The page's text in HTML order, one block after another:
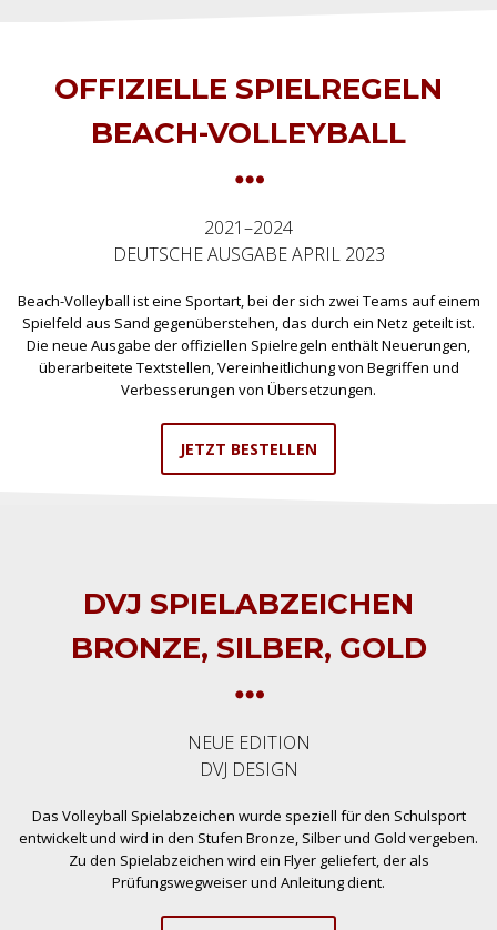
OFFIZIELLE SPIELREGELN
BEACH-VOLLEYBALL
2021–2024
DEUTSCHE AUSGABE APRIL 2023
Beach-Volleyball ist eine Sportart, bei der sich zwei Teams auf einem
Spielfeld aus Sand gegenüberstehen, das durch ein Netz geteilt ist.
Die neue Ausgabe der offiziellen Spielregeln enthält Neuerungen,
überarbeitete Textstellen, Vereinheitlichung von Begriffen und
Verbesserungen von Übersetzungen.
JETZT BESTELLEN
DVJ SPIELABZEICHEN
BRONZE, SILBER, GOLD
NEUE EDITION
DVJ DESIGN
Das Volleyball Spielabzeichen wurde speziell für den Schulsport
entwickelt und wird in den Stufen Bronze, Silber und Gold vergeben.
Zu den Spielabzeichen wird ein Flyer geliefert, der als
Prüfungswegweiser und Anleitung dient.